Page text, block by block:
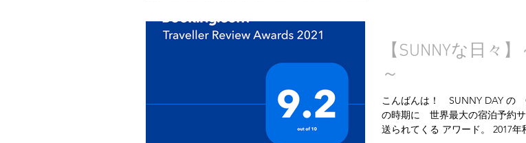
【SUNNYな日々
～
こんばんは！ SUNNY DAY の
の時期に 世界最大の宿泊予約サ
送られてくる アワード。 2017年